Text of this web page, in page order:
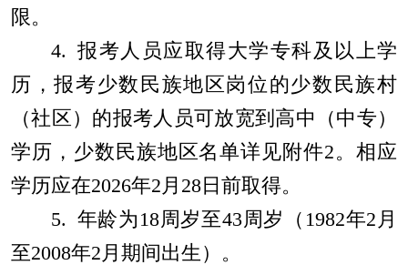
限。
4. 报考人员应取得大学专科及以上学
历 ，报考少数民族地区岗位的少数民族村
（社区）的报考人员可放宽到高中（中专）
学历，少数民族地区名单详 见附件2。相应
学历应在2026年2月 28日前取得。
5. 年龄为 18周岁至43周岁（ 1982年2 月
至2008年2月期间出生）。